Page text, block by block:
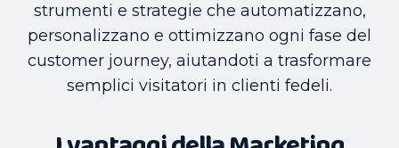
strumenti e strategie che automatizzano,
personalizzano e ottimizzano ogni fase del
customer journey, aiutandoti a trasformare
semplici visitatori in clienti fedeli.